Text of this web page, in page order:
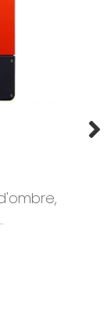
Les